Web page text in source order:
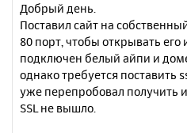
о
б
щ
е
н
и
е
Добрый день.
Поставил сайт на
80 порт, чтобы открывать его
подключен белый айпи и
однако требуется поставить
уже перепробовал получить
SSL не вышло.